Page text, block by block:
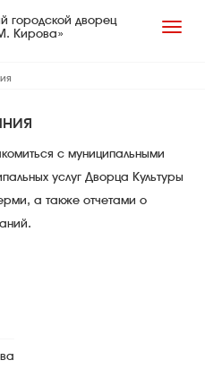
городской дворец
Кирова»
с муниципальными
услуг Дворца Культуры
а также отчетами о